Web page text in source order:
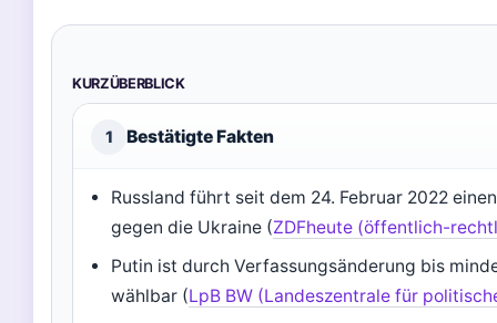
KURZÜBERBLICK
1 Bestätigte Fakten
Russland führt seit dem 24. Februar 2022
gegen die Ukraine (ZDFheute (öffentlich-
Putin ist durch Verfassungsänderung bis
wählbar (LpB BW (Landeszentrale für